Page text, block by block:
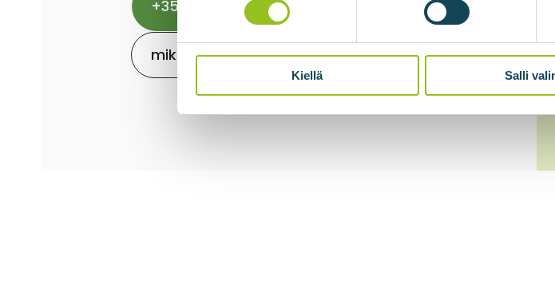
Kiellä Salli
+358 50 549 0882
mikko.bengts@biovoima.fi